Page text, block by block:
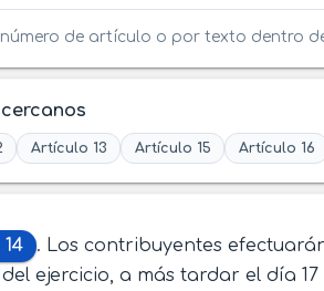
de artículo o por texto dentro
Artículo 13 Artículo 15 Artículo 16
. Los contribuyentes
ejercicio, a más tardar el día